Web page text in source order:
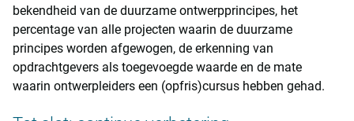
bekendheid van de duurzame ontwerpprincipes, het
percentage van alle projecten waarin de duurzame
principes worden afgewogen, de erkenning van
opdrachtgevers als toegevoegde waarde en de mate
waarin ontwerpleiders een (opfris)cursus hebben gehad.